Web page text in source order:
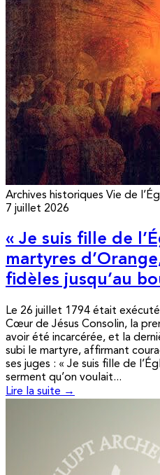
Archives historiques Vie de
7 juillet 2026
« Je suis fille de
martyres
fidèles jusqu’au
Le 26 juillet 1794 était
Cœur de Jésus Consolin, la
avoir été incarcérée, et la
subi le martyre, affirmant
ses juges : « Je suis fille de
serment qu’on voulait...
Lire la suite →